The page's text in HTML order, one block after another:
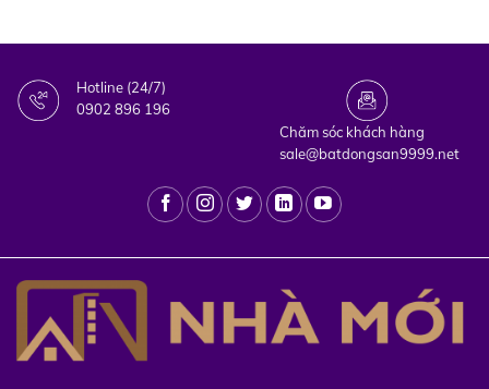
Hotline (24/7)
0902 896 196
Chăm sóc khách hàng
sale@batdongsan9999.net